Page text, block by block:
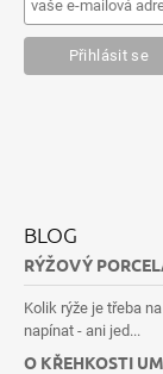
BLOG
RÝŽOVÝ
Kolik rýže je třeba
napínat - ani jed...
O KŘEHKOSTI